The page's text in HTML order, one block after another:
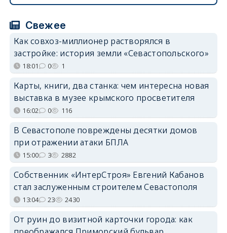
Свежее
Как совхоз-миллионер растворялся в
застройке: история земли «Севастопольского»
18:01 0 1
Карты, книги, два станка: чем интересна новая
выставка в музее крымского просветителя
16:02 0 116
В Севастополе повреждены десятки домов
при отражении атаки БПЛА
15:00 3 2882
Собственник «ИнтерСтроя» Евгений Кабанов
стал заслуженным строителем Севастополя
13:04 23 2430
От руин до визитной карточки города: как